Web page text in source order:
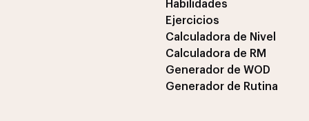
Habilidades
Ejercicios
Calculadora de Nivel
Calculadora de RM
Generador de WOD
Generador de Rutina